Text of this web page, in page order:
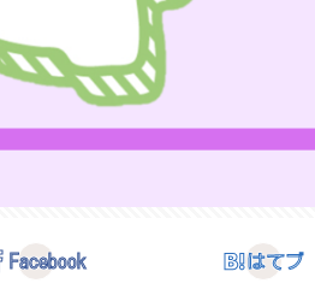
Facebook はてブ